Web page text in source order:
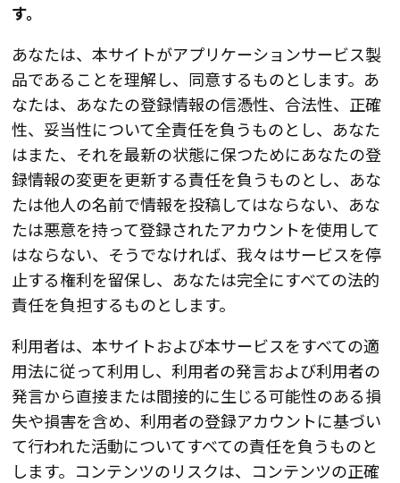
す。
あなたは、本サイトがアプリケーションサービス製
品であることを理解し、同意するものとします。あ
なたは、あなたの登録情報の信憑性、合法性、正確
性、妥当性について全責任を負うものとし、あなた
はまた、それを最新の状態に保つためにあなたの登
録情報の変更を更新する責任を負うものとし、あな
たは他人の名前で情報を投稿してはならない、あな
たは悪意を持って登録されたアカウントを使用して
はならない、そうでなければ、我々はサービスを停
止する権利を留保し、あなたは完全にすべての法的
責任を負担するものとします。
利用者は、本サイトおよび本サービスをすべての適
用法に従って利用し、利用者の発言および利用者の
発言から直接または間接的に生じる可能性のある損
失や損害を含め、利用者の登録アカウントに基づい
て行われた活動についてすべての責任を負うものと
します。コンテンツのリスクは、コンテンツの正確